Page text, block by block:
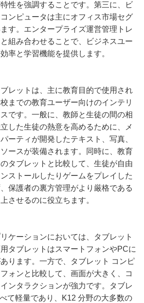
性を強調することです。第三に、ビ
ンピュータは主にオフィス市場セグ
す。エンタープライズ運営管理トレ
組み合わせることで、ビジネスユー
率と学習機能を提供します。
レットは、主に教育目的で使用され
までの教育ユーザー向けのインテリ
です。一般に、教師と生徒の間の相
した生徒の熱意を高めるために、メ
ーティが開発したテキスト、写真、
ースが装備されます。同時に、教育
タブレットと比較して、生徒が自由
ストールしたりゲームをプレイした
保護者の裏方管理がより厳格である
させるのに役立ちます。
ケーションにおいては、タブレット
タブレットはスマートフォンやPCに
ります。一方で、タブレット コンピ
ォンと比較して、画面が大きく、コ
ンタラクションが強力です。タブレ
て軽量であり、K12 分野の大多数の